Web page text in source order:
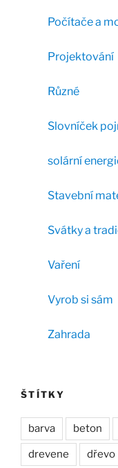
Počítače a
Projektování
Různé
Slovníček
solární
Stavební
Svátky a
Vaření
Vyrob si sám
Zahrada
ŠTÍTKY
barva beton
drevene dřevo